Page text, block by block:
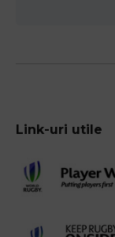
Link-uri utile